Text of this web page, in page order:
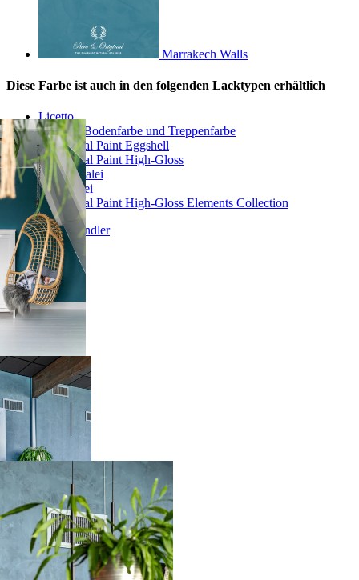
Marrakech Walls
Diese Farbe ist auch in den folgenden Lacktypen erhältlich
Licetto
Carazzo Bodenfarbe und Treppenfarbe
Traditional Paint Eggshell
Traditional Paint High-Gloss
Quartz Kalei
Calx Kalei
Traditional Paint High-Gloss Elements Collection
Finde einen Händler